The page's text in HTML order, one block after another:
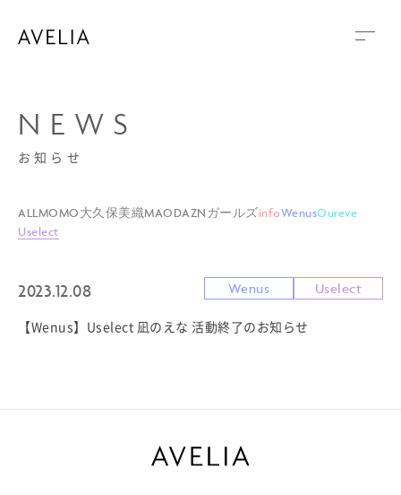
NEWS
お知らせ
ALL MOMO大久保美織MAODAZNガールズinfoWenusOureve
Uselect
2023.12.08 Wenus Uselect
【Wenus】Uselect 凪のえな 活動終了のお知らせ